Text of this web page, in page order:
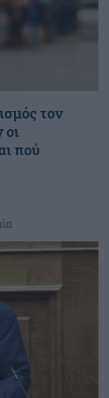
τον
πού